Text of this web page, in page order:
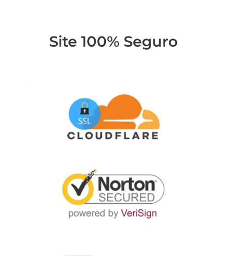
Site 100% Seguro